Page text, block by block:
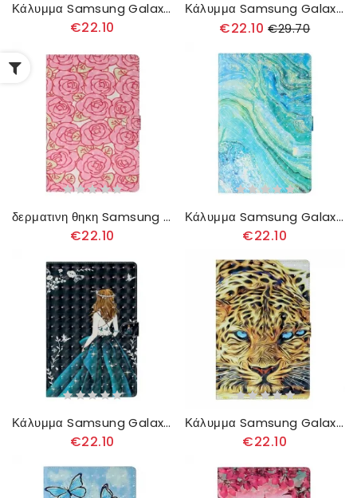
Κάλυμμα Samsung Galaxy Tab S7 Plus / Tab S8 Plus Καρδιές
€22.10
Κάλυμμα Samsung Galaxy Tab S7 Plus / Tab S8 Plus Αλυσοδεμένη Καρδιά
€22.10 €29.70
δερματινη θηκη Samsung Galaxy Tab S7 Plus / Tab S8 Plus Λουλούδια
€22.10
Κάλυμμα Samsung Galaxy Tab S7 Plus / Tab S8 Plus Πράσινο Κύμα
€22.10
Κάλυμμα Samsung Galaxy Tab S7 Plus / Tab S8 Plus Νεαρό Κορίτσι
€22.10
Κάλυμμα Samsung Galaxy Tab S7 Plus / Tab S8 Plus Tiger Art
€22.10